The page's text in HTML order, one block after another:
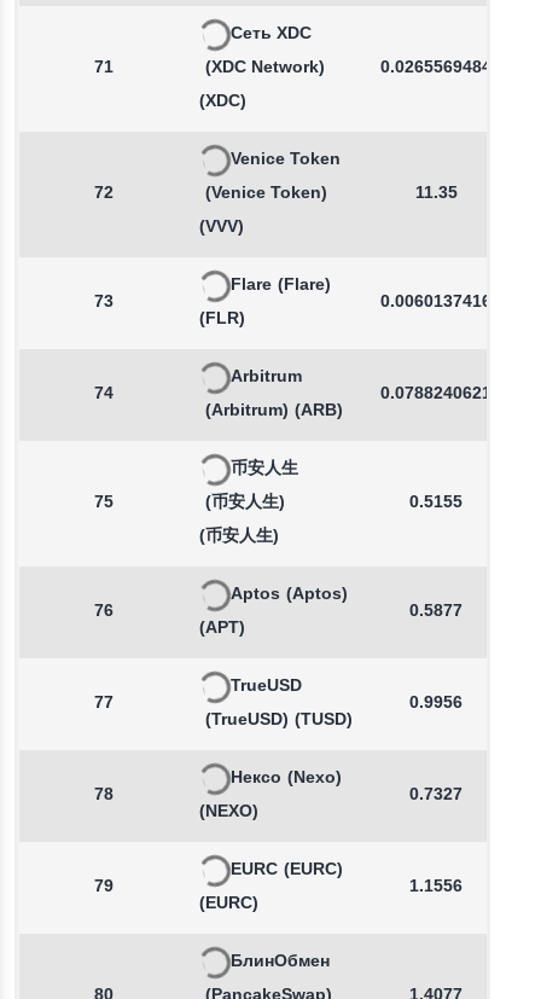
71
Сеть XDC
(XDC Network)
(XDC)
0.0265569484
72
Venice Token
(Venice Token)
(VVV)
11.35
73
Flare (Flare)
(FLR)
0.0060137416
74
Arbitrum
(Arbitrum) (ARB)
0.0788240621
75
币安人生
(币安人生)
(币安人生)
0.5155
76
Aptos (Aptos)
(APT)
0.5877
77
TrueUSD
(TrueUSD) (TUSD)
0.9956
78
Нексо (Nexo)
(NEXO)
0.7327
79
EURC (EURC)
(EURC)
1.1556
БлинОбмен